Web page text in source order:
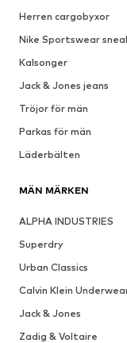
Herren cargobyxor
Nike Sportswear
Kalsonger
Jack & Jones jeans
Tröjor för män
Parkas för män
Läderbälten
MÄN MÄRKEN
ALPHA INDUSTRIES
Superdry
Urban Classics
Calvin Klein
Jack & Jones
Zadig & Voltaire